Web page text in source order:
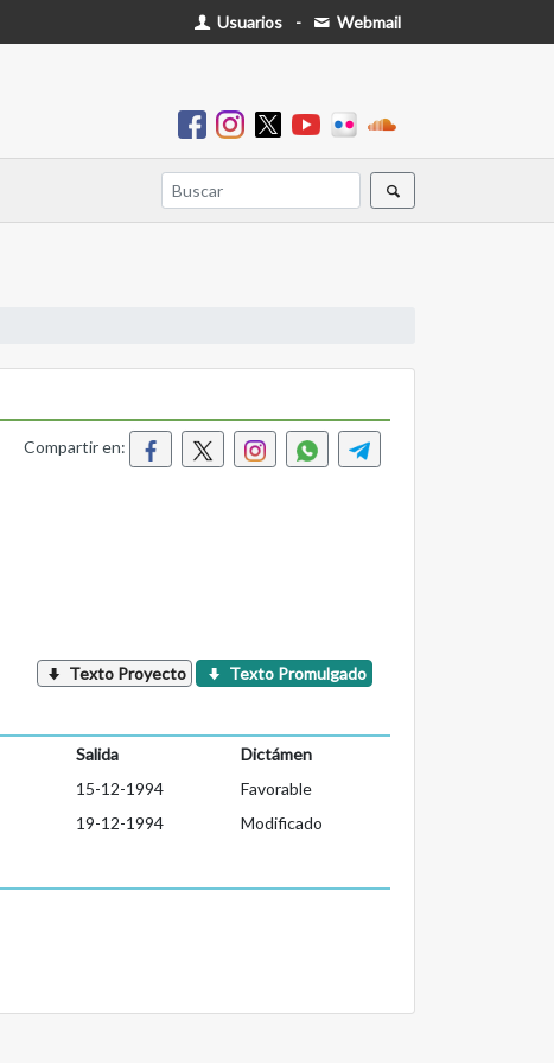
Usuarios - Webmail
Compartir en:
Texto Proyecto Texto Promulgado
Salida
Dictámen
15-12-1994
Favorable
19-12-1994 Modificado